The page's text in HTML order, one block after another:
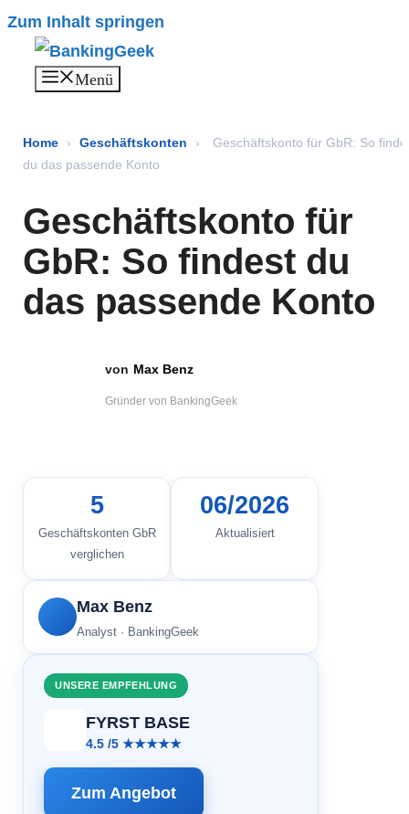
Zum Inhalt springen
Menü
Home › Geschäftskonten ›
Geschäftskonto für GbR: So
du das passende Konto
Geschäftskonto für
GbR: So findest du
das passende Konto
Max Benz
Gründer von BankingGeek
5
Geschäftskonten GbR
verglichen
06/2026
Aktualisiert
Max Benz
Analyst · BankingGeek
UNSERE EMPFEHLUNG
FYRST BASE
4.5 /5 ★★★★★
Zum Angebot